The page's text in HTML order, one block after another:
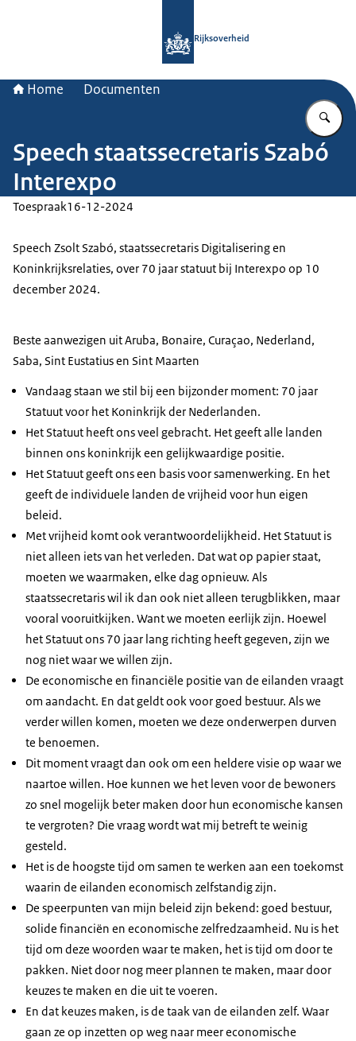
Rijksoverheid
Home Documenten
Speech staatssecretaris Szabó
Interexpo
Toespraak16-12-2024
Speech Zsolt Szabó, staatssecretaris Digitalisering en
Koninkrijksrelaties, over 70 jaar statuut bij Interexpo op 10
december 2024.
Beste aanwezigen uit Aruba, Bonaire, Curaçao, Nederland,
Saba, Sint Eustatius en Sint Maarten
Vandaag staan we stil bij een bijzonder moment: 70 jaar
Statuut voor het Koninkrijk der Nederlanden.
Het Statuut heeft ons veel gebracht. Het geeft alle landen
binnen ons koninkrijk een gelijkwaardige positie.
Het Statuut geeft ons een basis voor samenwerking. En het
geeft de individuele landen de vrijheid voor hun eigen
beleid.
Met vrijheid komt ook verantwoordelijkheid. Het Statuut is
niet alleen iets van het verleden. Dat wat op papier staat,
moeten we waarmaken, elke dag opnieuw. Als
staatssecretaris wil ik dan ook niet alleen terugblikken, maar
vooral vooruitkijken. Want we moeten eerlijk zijn. Hoewel
het Statuut ons 70 jaar lang richting heeft gegeven, zijn we
nog niet waar we willen zijn.
De economische en financiële positie van de eilanden vraagt
om aandacht. En dat geldt ook voor goed bestuur. Als we
verder willen komen, moeten we deze onderwerpen durven
te benoemen.
Dit moment vraagt dan ook om een heldere visie op waar we
naartoe willen. Hoe kunnen we het leven voor de bewoners
zo snel mogelijk beter maken door hun economische kansen
te vergroten? Die vraag wordt wat mij betreft te weinig
gesteld.
Het is de hoogste tijd om samen te werken aan een toekomst
waarin de eilanden economisch zelfstandig zijn.
De speerpunten van mijn beleid zijn bekend: goed bestuur,
solide financiën en economische zelfredzaamheid. Nu is het
tijd om deze woorden waar te maken, het is tijd om door te
pakken. Niet door nog meer plannen te maken, maar door
keuzes te maken en die uit te voeren.
En dat keuzes maken, is de taak van de eilanden zelf. Waar
gaan ze op inzetten op weg naar meer economische